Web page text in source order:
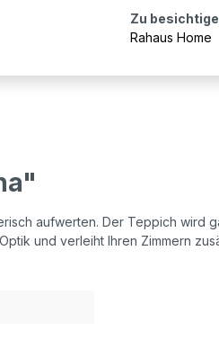
Zu
Rahaus Home
aufwerten. Der Teppich
und verleiht Ihren Zimmern